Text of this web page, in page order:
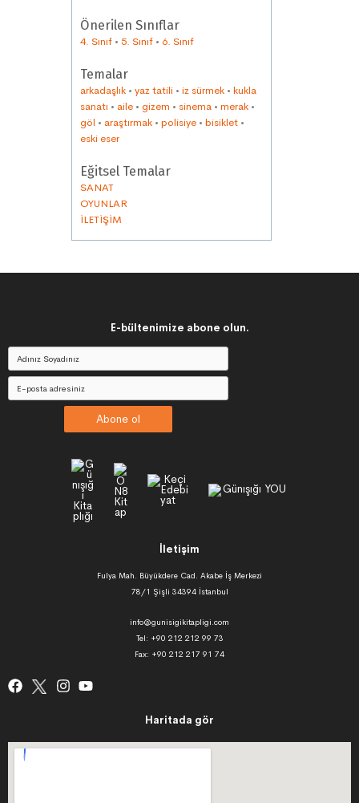
Önerilen Sınıflar
4. Sınıf • 5. Sınıf • 6. Sınıf
Temalar
arkadaşlık • yaz tatili • iz sürmek • kukla
sanatı • aile • gizem • sinema • merak •
göl • araştırmak • polisiye • bisiklet •
eski eser
Eğitsel Temalar
SANAT
OYUNLAR
İLETİŞİM
E-bültenimize abone olun.
Abone ol
İletişim
Fulya Mah. Büyükdere Cad. Akabe İş Merkezi
78/1 Şişli 34394 İstanbul
info@gunisigikitapligi.com
Tel: +90 212 212 99 73
Fax: +90 212 217 91 74
Haritada gör